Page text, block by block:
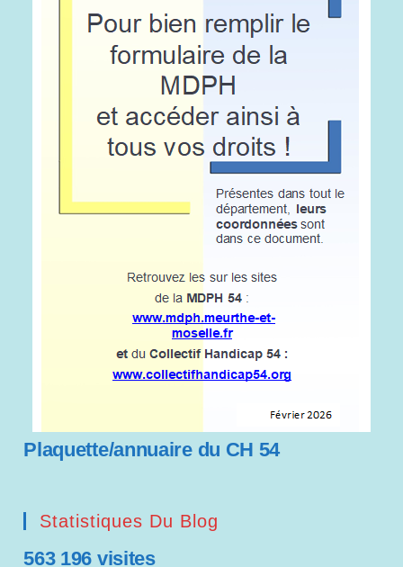
Plaquette/annuaire du CH 54
Statistiques Du Blog
563 196 visites